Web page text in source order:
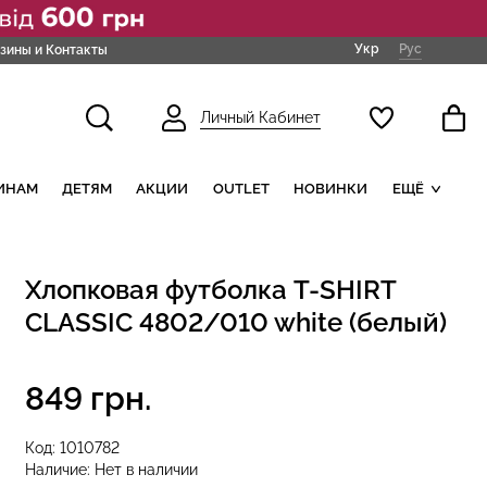
и Контакты Укр Рус
Личный Кабинет
ДЕТЯМ АКЦИИ OUTLET НОВИНКИ ЕЩЁ
Хлопковая футболка T-SHIRT
CLASSIC 4802/010 white (белый)
Код: 1010782
Наличие: Нет в наличии
849 грн.